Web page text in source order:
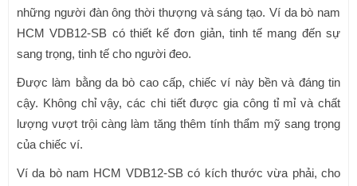
những người đàn ông thời thượng và sáng tạo. Ví da bò nam
HCM VDB12-SB có thiết kế đơn giản, tinh tế mang đến sự
sang trọng, tinh tế cho người đeo.
Được làm bằng da bò cao cấp, chiếc ví này bền và đáng tin
cậy. Không chỉ vậy, các chi tiết được gia công tỉ mỉ và chất
lượng vượt trội càng làm tăng thêm tính thẩm mỹ sang trọng
của chiếc ví.
Ví da bò nam HCM VDB12-SB có kích thước vừa phải, cho